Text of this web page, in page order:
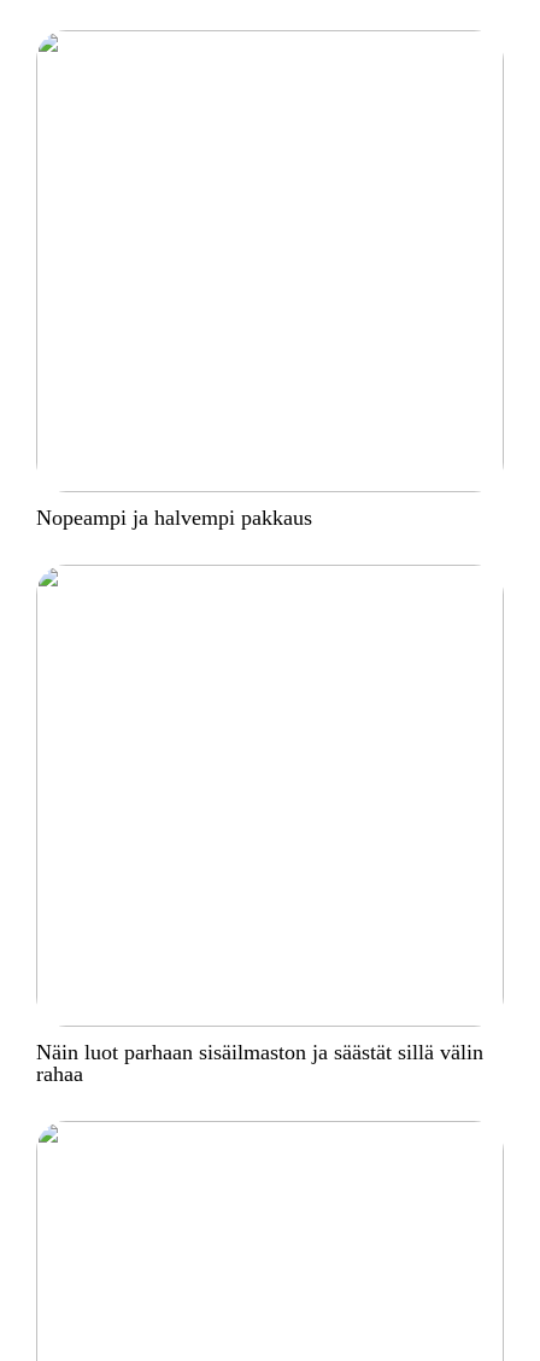
Nopeampi ja halvempi pakkaus
Näin luot parhaan sisäilmaston ja säästät sillä välin
rahaa